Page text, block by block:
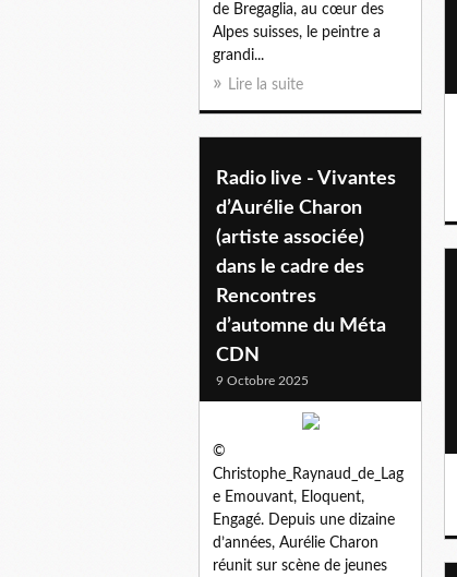
de Bregaglia, au cœur des
Alpes suisses, le peintre a
grandi...
Lire la suite
Radio live - Vivantes
d’Aurélie Charon
(artiste associée)
dans le cadre des
Rencontres
d’automne du Méta
CDN
9 Octobre 2025
©
Christophe_Raynaud_de_Lag
e Emouvant, Eloquent,
Engagé. Depuis une dizaine
d’années, Aurélie Charon
réunit sur scène de jeunes